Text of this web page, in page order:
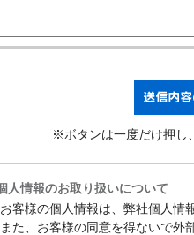
※ボタンは一度だけ押し
人情報のお取り扱いについて
お客様の個人情報は、弊社個人情
また、お客様の同意を得ないで外